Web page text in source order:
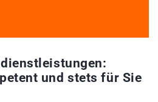
und stets für Sie